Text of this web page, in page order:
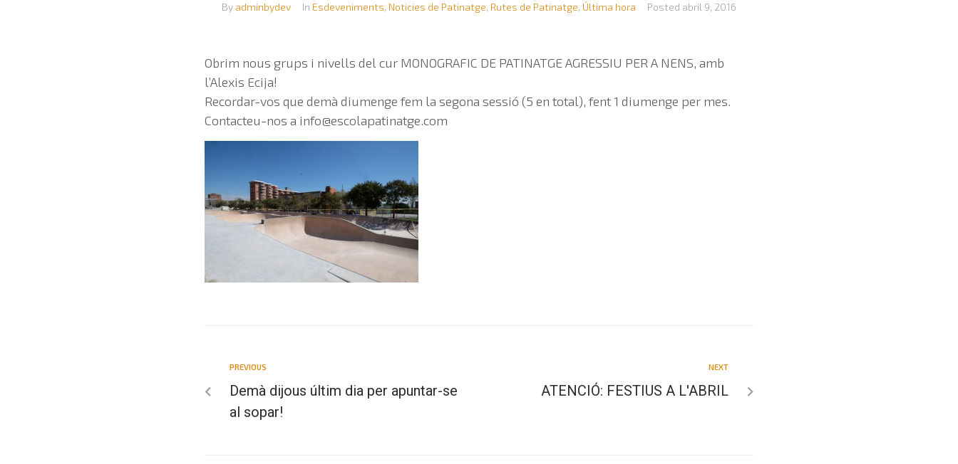
By adminbydev In Esdeveniments, Noticies de Patinatge, Rutes de Patinatge, Última hora Posted abril 9, 2016
Obrim nous grups i nivells del cur MONOGRAFIC DE PATINATGE AGRESSIU PER A NENS, amb
l’Alexis Ecija!
Recordar-vos que demà diumenge fem la segona sessió (5 en total), fent 1 diumenge per mes.
Contacteu-nos a info@escolapatinatge.com
PREVIOUS
Demà dijous últim dia per apuntar-se
al sopar!
NEXT
ATENCIÓ: FESTIUS A L'ABRIL